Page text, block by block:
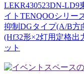
LEKR430523DN-LD9
イトTENQOOシリー
抑制DGタイプ(A/B方
(Hf32形×2灯用定格
ット